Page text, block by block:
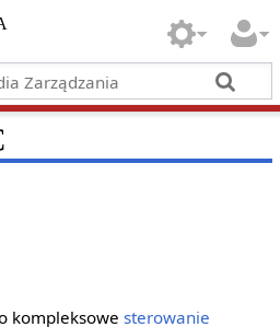
kompleksowe sterowanie